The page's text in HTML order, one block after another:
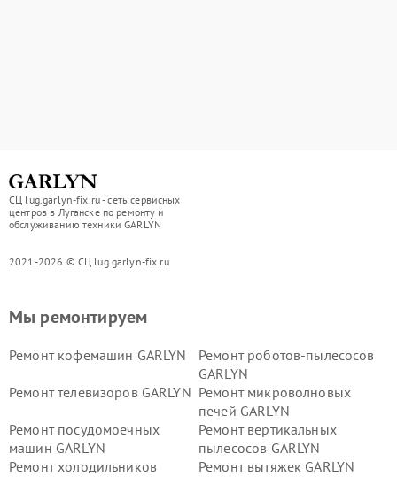
СЦ lug.garlyn-fix.ru - сеть сервисных
центров в Луганске по ремонту и
обслуживанию техники GARLYN
2021-2026 © СЦ lug.garlyn-fix.ru
Мы ремонтируем
Ремонт кофемашин GARLYN
Ремонт роботов-пылесосов
GARLYN
Ремонт телевизоров GARLYN Ремонт микроволновых
печей GARLYN
Ремонт посудомоечных
машин GARLYN
Ремонт вертикальных
пылесосов GARLYN
Ремонт холодильников
Ремонт вытяжек GARLYN